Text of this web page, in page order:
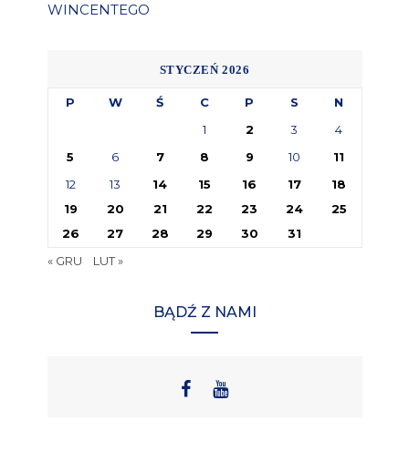
WINCENTEGO
STYCZEŃ 2026
P W Ś C P S
N
1
2 3
4
5
6 7 8 9 10
11
12
13 14 15 16 17
18
19
20 21 22 23 24
25
26
27 28 29 30
31
« GRU
LUT »
BĄDŹ Z NAMI